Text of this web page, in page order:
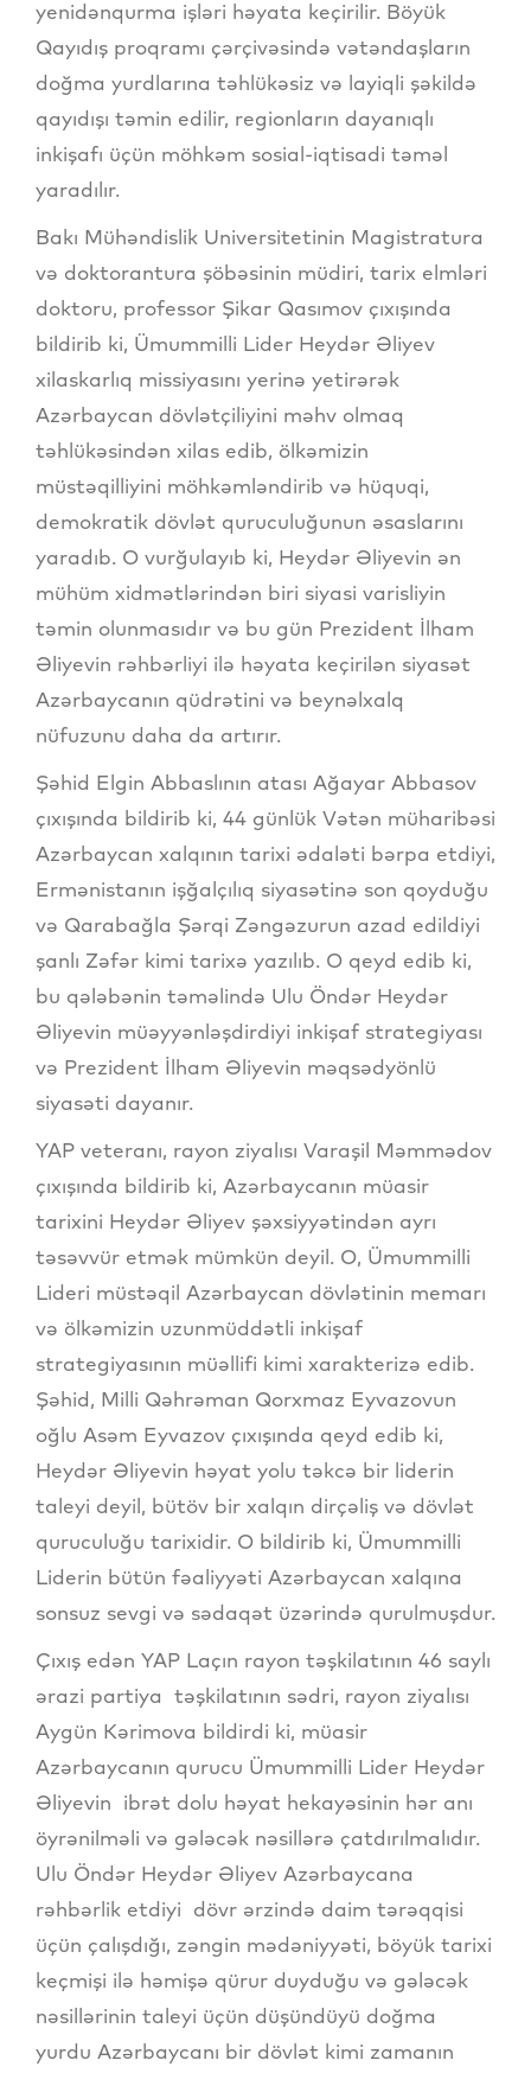
yenidənqurma işləri həyata keçirilir. Böyük
Qayıdış proqramı çərçivəsində vətəndaşların
doğma yurdlarına təhlükəsiz və layiqli şəkildə
qayıdışı təmin edilir, regionların dayanıqlı
inkişafı üçün möhkəm sosial-iqtisadi təməl
yaradılır.
Bakı Mühəndislik Universitetinin Magistratura
və doktorantura şöbəsinin müdiri, tarix elmləri
doktoru, professor Şikar Qasımov çıxışında
bildirib ki, Ümummilli Lider Heydər Əliyev
xilaskarlıq missiyasını yerinə yetirərək
Azərbaycan dövlətçiliyini məhv olmaq
təhlükəsindən xilas edib, ölkəmizin
müstəqilliyini möhkəmləndirib və hüquqi,
demokratik dövlət quruculuğunun əsaslarını
yaradıb. O vurğulayıb ki, Heydər Əliyevin ən
mühüm xidmətlərindən biri siyasi varisliyin
təmin olunmasıdır və bu gün Prezident İlham
Əliyevin rəhbərliyi ilə həyata keçirilən siyasət
Azərbaycanın qüdrətini və beynəlxalq
nüfuzunu daha da artırır.
Şəhid Elgin Abbaslının atası Ağayar Abbasov
çıxışında bildirib ki, 44 günlük Vətən müharibəsi
Azərbaycan xalqının tarixi ədaləti bərpa etdiyi,
Ermənistanın işğalçılıq siyasətinə son qoyduğu
və Qarabağla Şərqi Zəngəzurun azad edildiyi
şanlı Zəfər kimi tarixə yazılıb. O qeyd edib ki,
bu qələbənin təməlində Ulu Öndər Heydər
Əliyevin müəyyənləşdirdiyi inkişaf strategiyası
və Prezident İlham Əliyevin məqsədyönlü
siyasəti dayanır.
YAP veteranı, rayon ziyalısı Varaşil Məmmədov
çıxışında bildirib ki, Azərbaycanın müasir
tarixini Heydər Əliyev şəxsiyyətindən ayrı
təsəvvür etmək mümkün deyil. O, Ümummilli
Lideri müstəqil Azərbaycan dövlətinin memarı
və ölkəmizin uzunmüddətli inkişaf
strategiyasının müəllifi kimi xarakterizə edib.
Şəhid, Milli Qəhrəman Qorxmaz Eyvazovun
oğlu Asəm Eyvazov çıxışında qeyd edib ki,
Heydər Əliyevin həyat yolu təkcə bir liderin
taleyi deyil, bütöv bir xalqın dirçəliş və dövlət
quruculuğu tarixidir. O bildirib ki, Ümummilli
Liderin bütün fəaliyyəti Azərbaycan xalqına
sonsuz sevgi və sədaqət üzərində qurulmuşdur.
Çıxış edən YAP Laçın rayon təşkilatının 46 saylı
ərazi partiya təşkilatının sədri, rayon ziyalısı
Aygün Kərimova bildirdi ki, müasir
Azərbaycanın qurucu Ümummilli Lider Heydər
Əliyevin ibrət dolu həyat hekayəsinin hər anı
öyrənilməli və gələcək nəsillərə çatdırılmalıdır.
Ulu Öndər Heydər Əliyev Azərbaycana
rəhbərlik etdiyi dövr ərzində daim tərəqqisi
üçün çalışdığı, zəngin mədəniyyəti, böyük tarixi
keçmişi ilə həmişə qürur duyduğu və gələcək
nəsillərinin taleyi üçün düşündüyü doğma
yurdu Azərbaycanı bir dövlət kimi zamanın